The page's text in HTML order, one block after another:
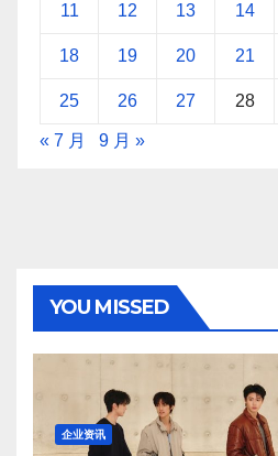
11 12 13 14
18 19 20 21
25 26 27 28
« 7 月 9 月 »
YOU MISSED
企业资讯